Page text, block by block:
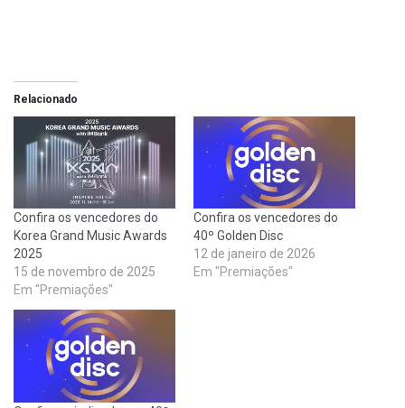
Relacionado
Confira os vencedores do
Korea Grand Music Awards
2025
15 de novembro de 2025
Em "Premiações"
Confira os vencedores do
40º Golden Disc
12 de janeiro de 2026
Em "Premiações"